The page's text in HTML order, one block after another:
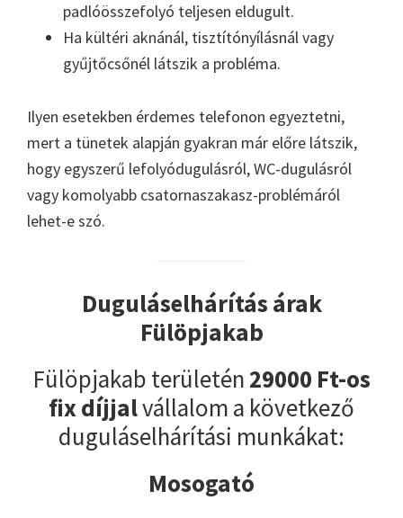
padlóösszefolyó teljesen eldugult.
Ha kültéri aknánál, tisztítónyílásnál vagy
gyűjtőcsőnél látszik a probléma.
Ilyen esetekben érdemes telefonon egyeztetni,
mert a tünetek alapján gyakran már előre látszik,
hogy egyszerű lefolyódugulásról, WC-dugulásról
vagy komolyabb csatornaszakasz-problémáról
lehet-e szó.
Duguláselhárítás árak
Fülöpjakab
Fülöpjakab területén 29000 Ft-os
fix díjjalvállalom a következő
duguláselhárítási munkákat:
Mosogató